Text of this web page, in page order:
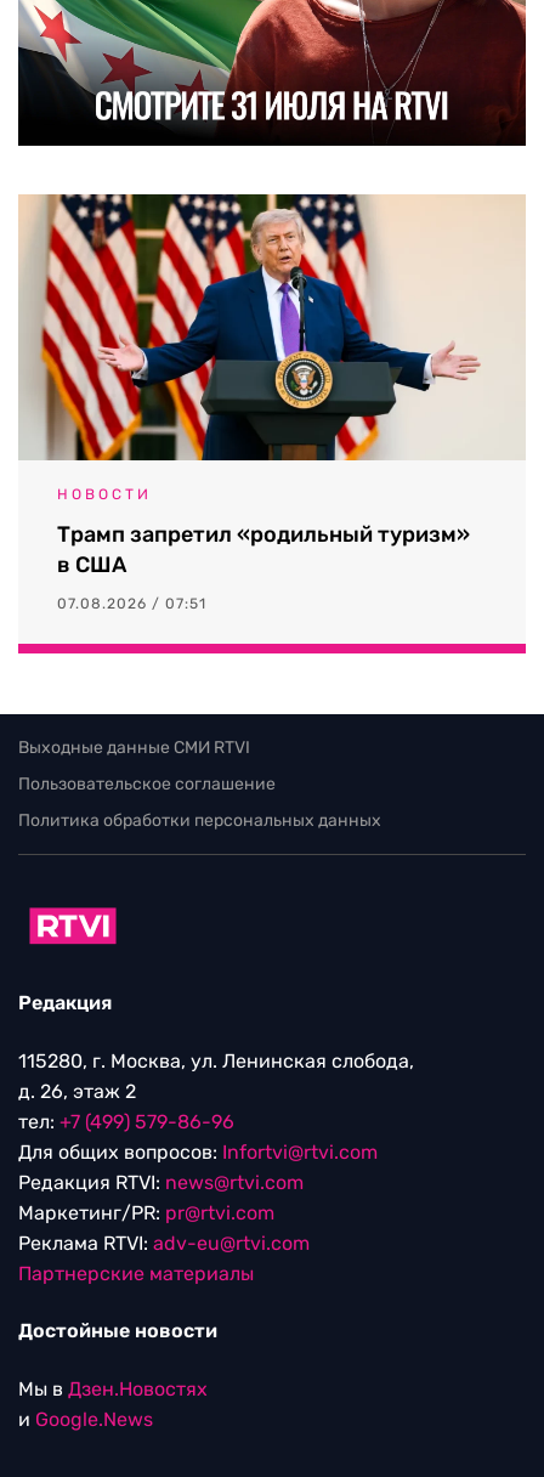
НОВОСТИ
Трамп запретил «родильный туризм»
в США
07.08.2026 / 07:51
Выходные данные СМИ RTVI
Пользовательское соглашение
Политика обработки персональных данных
Редакция
115280, г. Москва, ул. Ленинская слобода,
д. 26, этаж 2
тел: +7 (499) 579-86-96
Для общих вопросов: Infortvi@rtvi.com
Редакция RTVI: news@rtvi.com
Маркетинг/PR: pr@rtvi.com
Реклама RTVI: adv-eu@rtvi.com
Партнерские материалы
Достойные новости
Мы в Дзен.Новостях
и Google.News